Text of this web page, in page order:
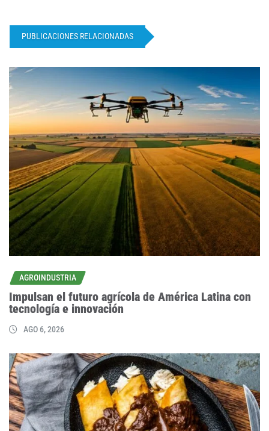
PUBLICACIONES RELACIONADAS
AGROINDUSTRIA
Impulsan el futuro agrícola de América Latina con
tecnología e innovación
AGO 6, 2026